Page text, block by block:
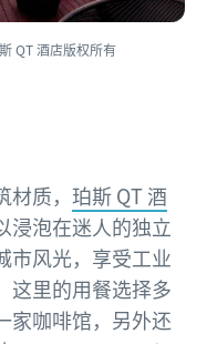
QT 酒店版权所有
质， 珀斯 QT 酒
浸泡在迷人的独立
市风光，享受工业
这里的用餐选择多
家咖啡馆，另外还